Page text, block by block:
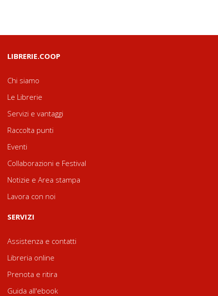
LIBRERIE.COOP
Chi siamo
Le Librerie
Servizi e vantaggi
Raccolta punti
Eventi
Collaborazioni e Festival
Notizie e Area stampa
Lavora con noi
SERVIZI
Assistenza e contatti
Libreria online
Prenota e ritira
Guida all'ebook